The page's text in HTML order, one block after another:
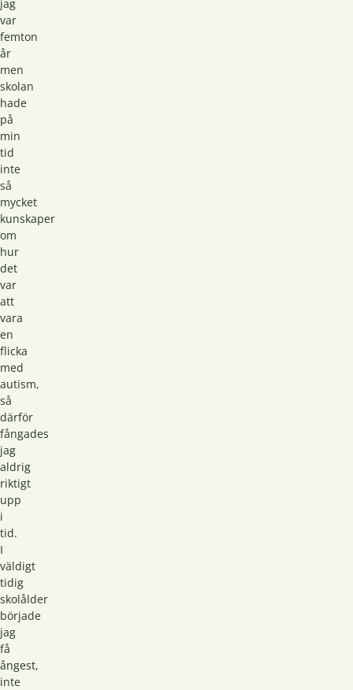
jag
var
femton
år
men
skolan
hade
på
min
tid
inte
så
mycket
kunskaper
om
hur
det
var
att
vara
en
flicka
med
autism,
så
därför
fångades
jag
aldrig
riktigt
upp
i
tid.
I
väldigt
tidig
skolålder
började
jag
få
ångest,
inte